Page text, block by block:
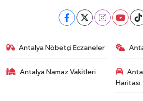
Antalya Nöbetçi Eczaneler
Antalya Namaz Vakitleri
Haritası